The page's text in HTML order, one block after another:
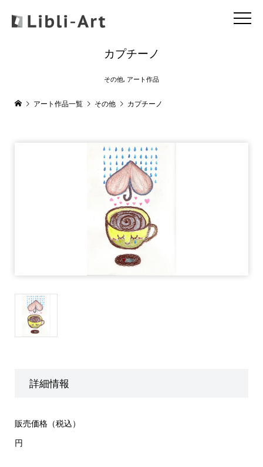
カプチーノ
その他, アート作品
アート作品一覧 その他 カプチーノ
詳細情報
販売価格（税込）
円